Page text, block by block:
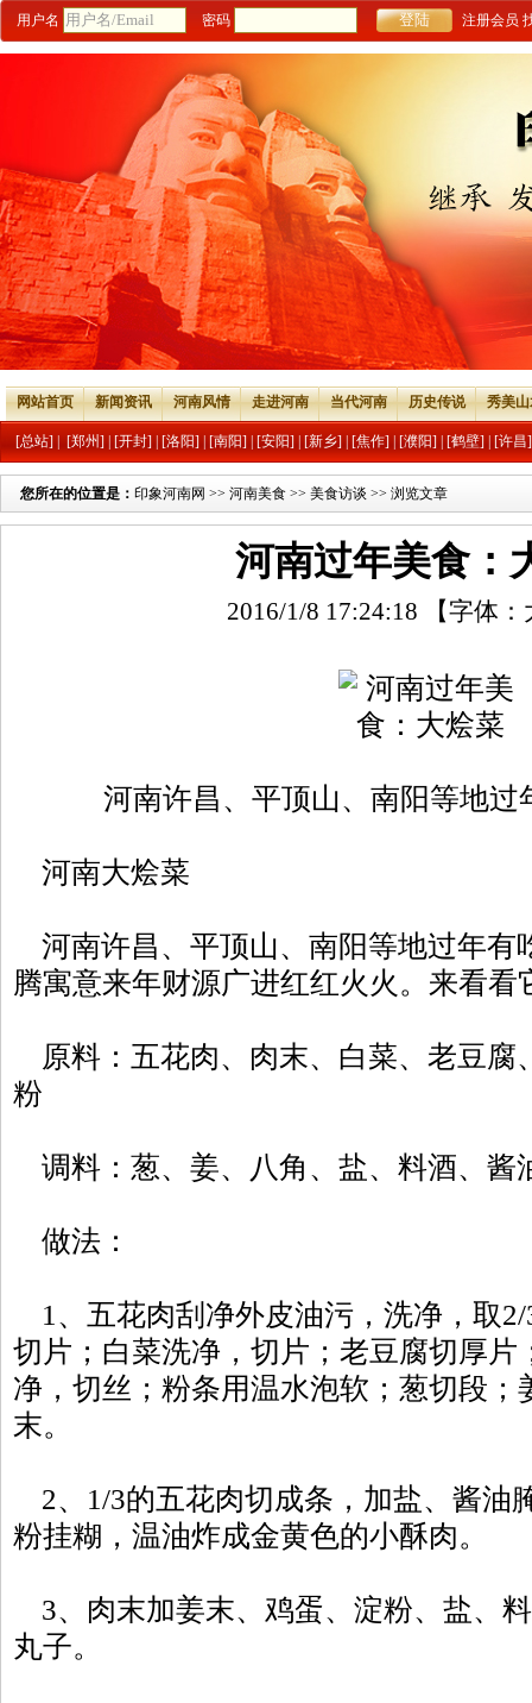
用户名 密码 注册会员
网站首页 新闻资讯 河南风情 走进河南 当代河南 历史传说 秀美
[总站] [郑州] [开封] [洛阳] [南阳] [安阳] [新乡] [焦作] [濮阳] [鹤壁] [许昌]
您所在的位置是： 印象河南网 >> 河南美食 >> 美食访谈 >> 浏览文章
河南过年美食：
2016/1/8 17:24:18 【字体：
河南许昌、平顶山、南阳等地过
河南大烩菜
河南许昌、平顶山、南阳等地过年有
腾寓意来年财源广进红红火火。来看看
原料：五花肉、肉末、白菜、老豆腐
粉
调料：葱、姜、八角、盐、料酒、酱
做法：
1、五花肉刮净外皮油污，洗净，取
切片；白菜洗净，切片；老豆腐切厚片
净，切丝；粉条用温水泡软；葱切段；
末。
2、1/3的五花肉切成条，加盐、酱油
粉挂糊，温油炸成金黄色的小酥肉。
3、肉末加姜末、鸡蛋、淀粉、盐、
丸子。